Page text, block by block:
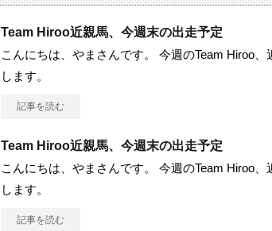
Team Hiroo近親馬、今週末の出走予定
こんにちは、やまさんです。 今週のTeam Hiroo
します。
記事を読む
Team Hiroo近親馬、今週末の出走予定
こんにちは、やまさんです。 今週のTeam Hiroo
します。
記事を読む